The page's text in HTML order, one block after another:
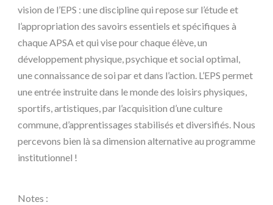
vision de l’EPS : une discipline qui repose sur l’étude et
l’appropriation des savoirs essentiels et spécifiques à
chaque APSA et qui vise pour chaque élève, un
développement physique, psychique et social optimal,
une connaissance de soi par et dans l’action. L’EPS permet
une entrée instruite dans le monde des loisirs physiques,
sportifs, artistiques, par l’acquisition d’une culture
commune, d’apprentissages stabilisés et diversifiés. Nous
percevons bien là sa dimension alternative au programme
institutionnel !
Notes :